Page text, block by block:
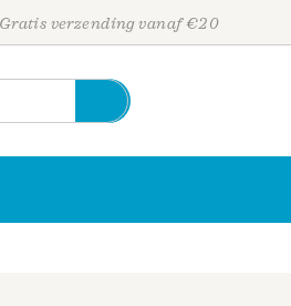
Gratis verzending vanaf €20
Personen